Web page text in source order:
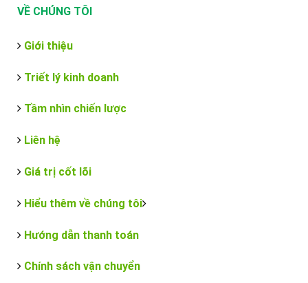
VỀ CHÚNG TÔI
Giới thiệu
Triết lý kinh doanh
Tầm nhìn chiến lược
Liên hệ
Giá trị cốt lõi
Hiểu thêm về chúng tôi
Hướng dẫn thanh toán
Chính sách vận chuyển